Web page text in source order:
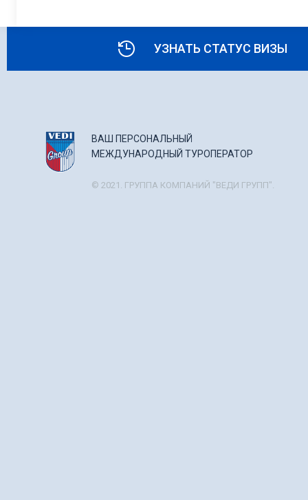
УЗНАТЬ СТАТУС ВИЗЫ
ВАШ ПЕРСОНАЛЬНЫЙ
МЕЖДУНАРОДНЫЙ ТУРОПЕРАТОР
© 2021. ГРУППА КОМПАНИЙ "ВЕДИ ГРУПП".